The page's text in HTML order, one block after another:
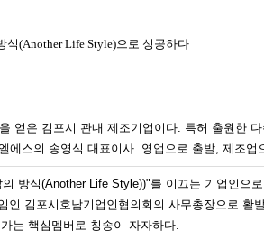
식(Another Life Style)으로 성공하다
얻은 김포시 관내 제조기업이다. 특허 출원한
스의 송영식 대표이사. 영업으로 출발, 제조
방식(Another Life Style))"를 이끄는 기업인으
인 김포시호남기업인협의회의 사무총장으로
는 핵심멤버로 칭송이 자자하다.